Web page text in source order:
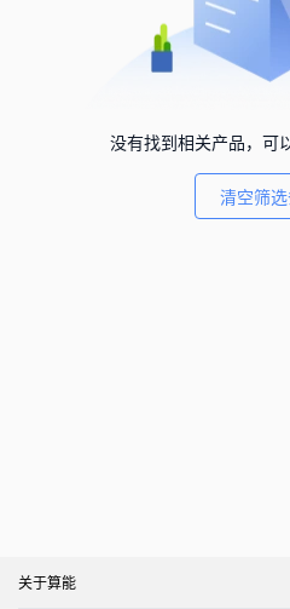
没有找到相关产品，可
清空筛
关于算能